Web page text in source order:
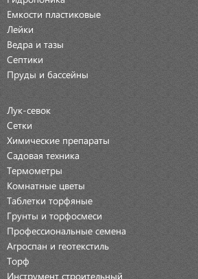
Емкости пластиковые
Лейки
Ведра и тазы
Септики
Пруды и бассейны
Лук-севок
Сетки
Химические препараты
Садовая техника
Термометры
Комнатные цветы
Таблетки торфяные
Грунты и торфосмеси
Профессиональные семена
Агроспан и геотекстиль
Торф
Инструмент строительный